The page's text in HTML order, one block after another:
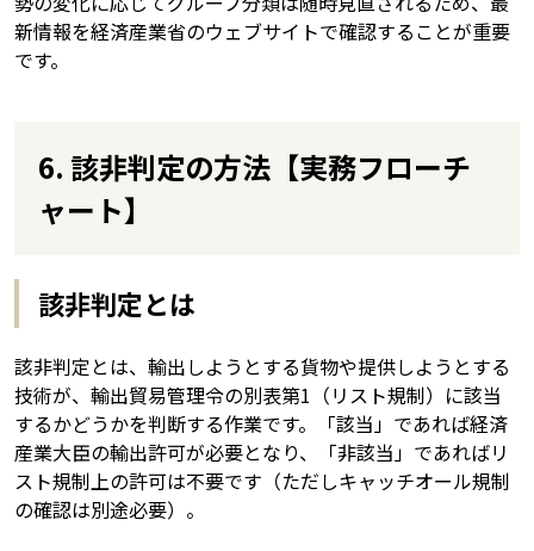
新情報を経済産業省のウェブサイトで確認することが重要
です。
6. 該非判定の方法【実務フローチ
ャート】
該非判定とは
該非判定とは、輸出しようとする貨物や提供しようとする
技術が、輸出貿易管理令の別表第1（リスト規制）に該当
するかどうかを判断する作業です。「該当」であれば経済
産業大臣の輸出許可が必要となり、「非該当」であればリ
スト規制上の許可は不要です（ただしキャッチオール規制
の確認は別途必要）。